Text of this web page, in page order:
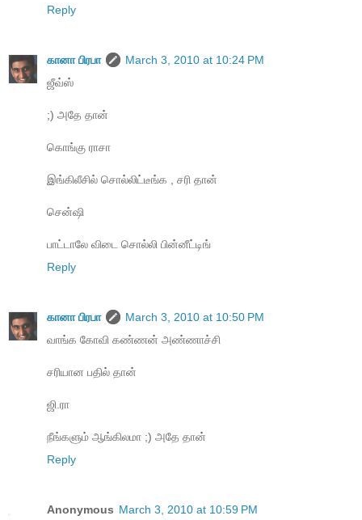
Reply
கானா பிரபா
March 3, 2010 at 10:24 PM
ஜீவ்ஸ்
;) அதே தான்
கொங்கு ராசா
இங்கிலீசில் சொல்லிட்டீங்க , சரி தான்
சென்ஷி
பாட்டாலே விடை சொல்லி பின்னீட்டிங்
Reply
கானா பிரபா
March 3, 2010 at 10:50 PM
வாங்க கோவி கண்ணன் அண்ணாச்சி
சரியான பதில் தான்
ஜி.ரா
நீங்களும் ஆங்கிலமா ;) அதே தான்
Reply
Anonymous March 3, 2010 at 10:59 PM